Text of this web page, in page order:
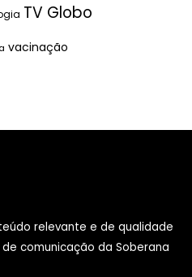
TV Globo
vacinação
relevante e de qualidade
comunicação da Soberana